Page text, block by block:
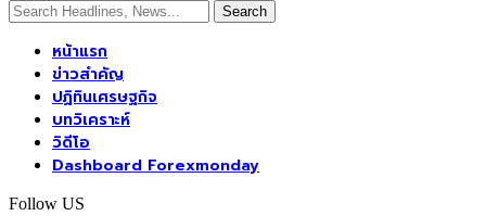
หน้าแรก
ข่าวสำคัญ
ปฏิทินเศรษฐกิจ
บทวิเคราะห์
วิดีโอ
Dashboard Forexmonday
Follow US